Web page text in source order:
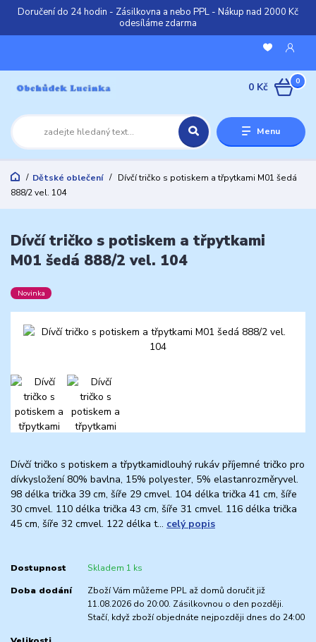
Doručení do 24 hodin - Zásilkovna a nebo PPL - Nákup nad 2000 Kč
odesíláme zdarma
Menu
0
0 Kč
Dětské oblečení
Dívčí tričko s potiskem a třpytkami M01 šedá
888/2 vel. 104
Dívčí tričko s potiskem a třpytkami
M01 šedá 888/2 vel. 104
Novinka
Dívčí tričko s potiskem a třpytkamidlouhý rukáv příjemné tričko pro
dívkysložení 80% bavlna, 15% polyester, 5% elastanrozměryvel.
98 délka trička 39 cm, šíře 29 cmvel. 104 délka trička 41 cm, šíře
30 cmvel. 110 délka trička 43 cm, šíře 31 cmvel. 116 délka trička
45 cm, šíře 32 cmvel. 122 délka t... celý popis
Dostupnost Skladem 1 ks
Doba dodání
Zboží Vám můžeme PPL až domů doručit již
11.08.2026 do 20:00. Zásilkovnou o den později.
Stačí, když zboží objednáte nejpozději dnes do 24:00